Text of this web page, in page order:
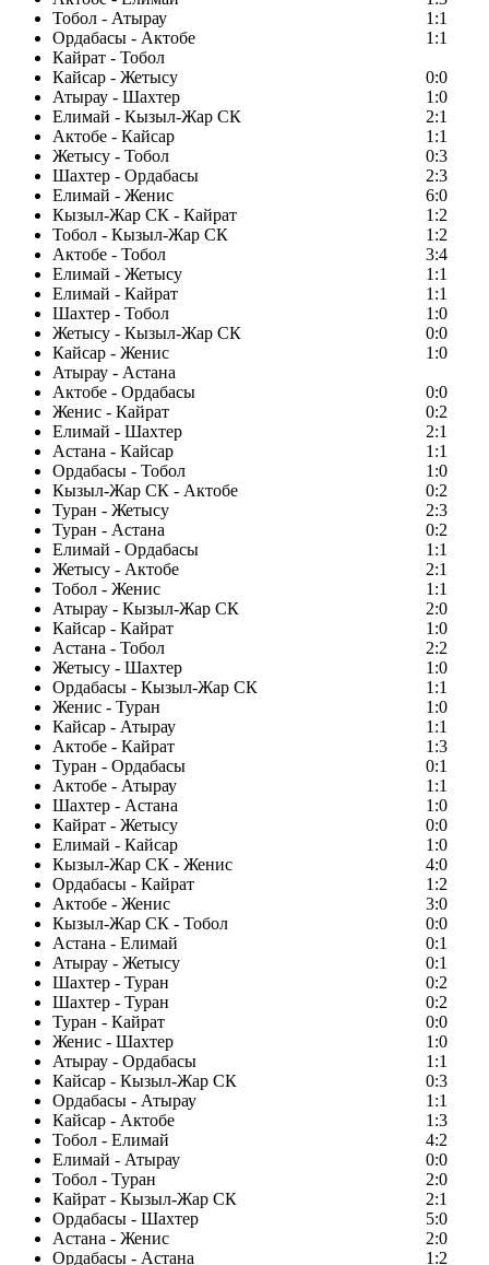
Тобол - Атырау
1:1
Ордабасы - Актобе
1:1
Кайрат - Тобол
Кайсар - Жетысу
0:0
Атырау - Шахтер
1:0
Елимай - Кызыл-Жар СК
2:1
Актобе - Кайсар
1:1
Жетысу - Тобол
0:3
Шахтер - Ордабасы
2:3
Елимай - Женис
6:0
Кызыл-Жар СК - Кайрат
1:2
Тобол - Кызыл-Жар СК
1:2
Актобе - Тобол
3:4
Елимай - Жетысу
1:1
Елимай - Кайрат
1:1
Шахтер - Тобол
1:0
Жетысу - Кызыл-Жар СК
0:0
Кайсар - Женис
1:0
Атырау - Астана
Актобе - Ордабасы
0:0
Женис - Кайрат
0:2
Елимай - Шахтер
2:1
Астана - Кайсар
1:1
Ордабасы - Тобол
1:0
Кызыл-Жар СК - Актобе
0:2
Туран - Жетысу
2:3
Туран - Астана
0:2
Елимай - Ордабасы
1:1
Жетысу - Актобе
2:1
Тобол - Женис
1:1
Атырау - Кызыл-Жар СК
2:0
Кайсар - Кайрат
1:0
Астана - Тобол
2:2
Жетысу - Шахтер
1:0
Ордабасы - Кызыл-Жар СК
1:1
Женис - Туран
1:0
Кайсар - Атырау
1:1
Актобе - Кайрат
1:3
Туран - Ордабасы
0:1
Актобе - Атырау
1:1
Шахтер - Астана
1:0
Кайрат - Жетысу
0:0
Елимай - Кайсар
1:0
Кызыл-Жар СК - Женис
4:0
Ордабасы - Кайрат
1:2
Актобе - Женис
3:0
Кызыл-Жар СК - Тобол
0:0
Астана - Елимай
0:1
Атырау - Жетысу
0:1
Шахтер - Туран
0:2
Шахтер - Туран
0:2
Туран - Кайрат
0:0
Женис - Шахтер
1:0
Атырау - Ордабасы
1:1
Кайсар - Кызыл-Жар СК
0:3
Ордабасы - Атырау
1:1
Кайсар - Актобе
1:3
Тобол - Елимай
4:2
Елимай - Атырау
0:0
Тобол - Туран
2:0
Кайрат - Кызыл-Жар СК
2:1
Ордабасы - Шахтер
5:0
Астана - Женис
2:0
Ордабасы - Астана
1:2